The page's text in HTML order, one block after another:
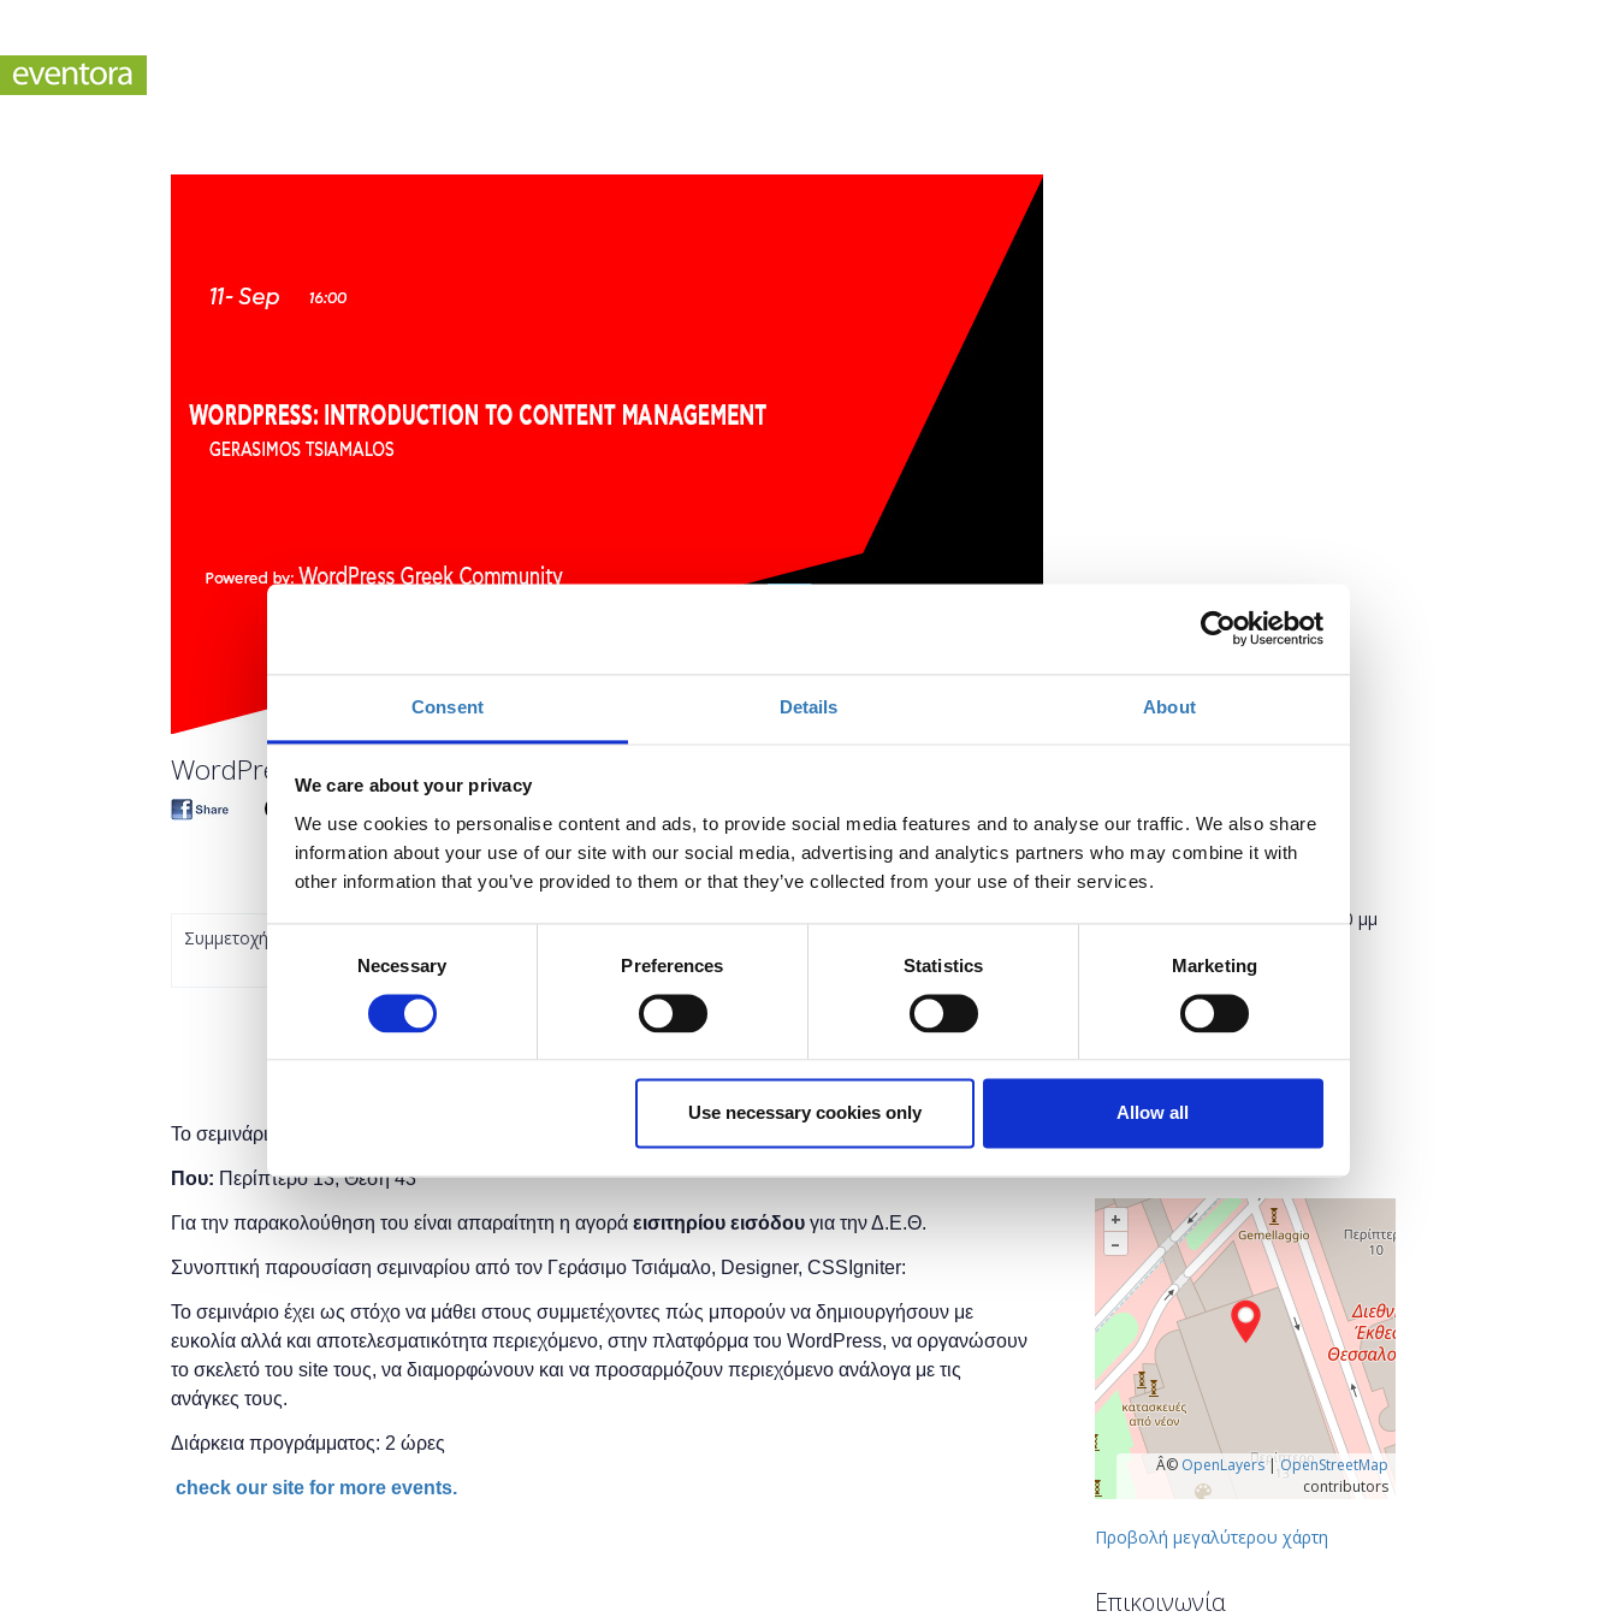
Consent Details About
We care about your privacy
We use cookies to personalise content and ads, to provide social media features and to analyse our traffic. We also share
information about your use of our site with our social media, advertising and analytics partners who may combine it with
other information that you’ve provided to them or that they’ve collected from your use of their services.
Consent
Necessary Preferences Statistics Marketing
Use necessary cookies only Allow all
WordPress: Introduction to Content Management (TIF)
Ποσότητα
Συμμετοχή
έχει λήξει.
Το σεμινάριο πραγματοποιείται στο πλαίσιο της
Που: Περίπτερο 13, Θέση 43
Για την παρακολούθηση του είναι απαραίτητη η αγορά εισιτηρίου εισόδου για την Δ.Ε.Θ.
Συνοπτική παρουσίαση σεμιναρίου από τον Γεράσιμο Τσιάμαλο, Designer, CSSIgniter:
Το σεμινάριο έχει ως στόχο να μάθει στους συμμετέχοντες πώς μπορούν να δημιουργήσουν με
ευκολία αλλά και αποτελεσματικότητα περιεχόμενο, στην πλατφόρμα του WordPress, να οργανώσουν
το σκελετό του site τους, να διαμορφώνουν και να προσαρμόζουν περιεχόμενο ανάλογα με τις
ανάγκες τους.
Διάρκεια προγράμματος: 2 ώρες
check our site for more events.
Πότε;
Τρίτη, 11 Σεπτεμβρίου 2018 4:00 μμ
Προσθήκη στο ημερολόγιό σας
ΔΕΘ Helexpo
Εγνατία 154
+
–
Â© OpenLayers|OpenStreetMap
contributors
Προβολή μεγαλύτερου χάρτη
Επικοινωνία